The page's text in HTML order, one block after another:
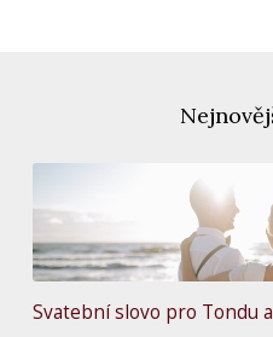
Svatební slovo pro Tondu